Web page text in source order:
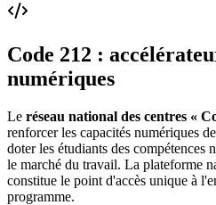
Code 212 :
numériques
Le réseau national des centres «
renforcer les capacités numériques
doter les étudiants des compétences
le marché du travail. La plateforme
constitue le point d'accès unique à
programme.